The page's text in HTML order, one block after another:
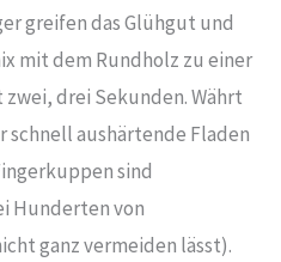
greifen das Glühgut und
mit dem Rundholz zu einer
drei Sekunden. Währt
schnell aushärtende Fladen
sind
Hunderten von
ganz vermeiden lässt).